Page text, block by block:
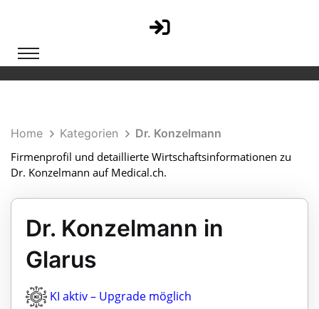
Home Kategorien
Dr. Konzelmann
Firmenprofil und detaillierte Wirtschaftsinformationen zu
Dr. Konzelmann auf Medical.ch.
Dr. Konzelmann in
Glarus
KI aktiv – Upgrade möglich